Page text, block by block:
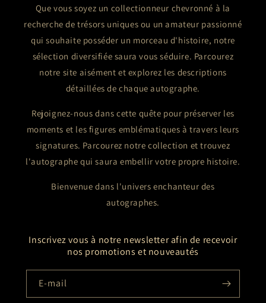
Que vous soyez un collectionneur chevronné à la
recherche de trésors uniques ou un amateur passionné
qui souhaite posséder un morceau d'histoire, notre
sélection diversifiée saura vous séduire. Parcourez
notre site aisément et explorez les descriptions
détaillées de chaque autographe.
Rejoignez-nous dans cette quête pour préserver les
moments et les figures emblématiques à travers leurs
signatures. Parcourez notre collection et trouvez
l'autographe qui saura embellir votre propre histoire.
Bienvenue dans l'univers enchanteur des
autographes.
Inscrivez vous à notre newsletter afin de recevoir
nos promotions et nouveautés
E-mail